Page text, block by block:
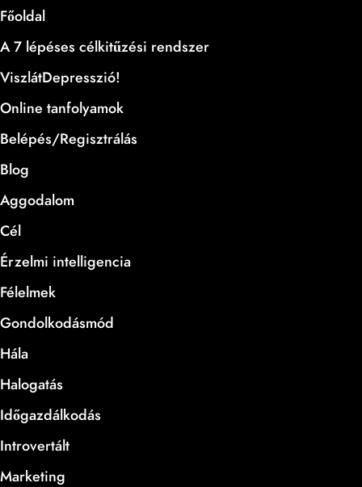
Főoldal
A 7 lépéses célkitűzési rendszer
ViszlátDepresszió!
Online tanfolyamok
Belépés/Regisztrálás
Blog
Aggodalom
Cél
Érzelmi intelligencia
Félelmek
Gondolkodásmód
Hála
Halogatás
Időgazdálkodás
Introvertált
Marketing